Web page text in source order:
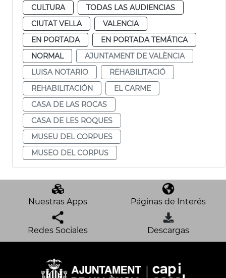
CULTURA
TODAS LAS AUDIENCIAS
CIUTAT VELLA
VALENCIA
EN PORTADA
EN PORTADA TEMÁTICA
NORMAL
AJUNTAMENT DE VALÈNCIA
LUISA NOTARIO
REHABILITACIÓ
REHABILITACIÓN
EL CARME
CASA DE LAS ROCAS
CASA DE LES ROQUES
MUSEU DEL CORPUES
MUSEO DEL CORPUS
Nuestras Apps Páginas de Interés
Redes Sociales Descargas